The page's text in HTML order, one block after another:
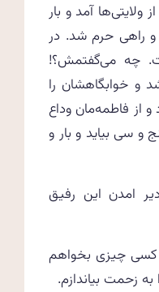
آمد و بار
و راهی حرم شد. در
چه می‌گفتمش؟!
و خوابگاهشان را
از فاطمه‌مان وداع
و سی بیاید و بار و
امدن این رفیق
کسی چیزی بخواهم
زحمت بیاندازم.